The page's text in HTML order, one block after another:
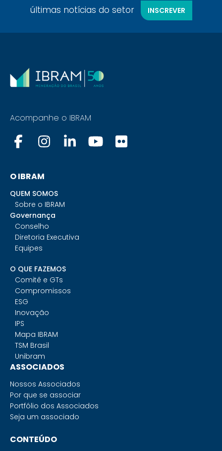
últimas notícias do setor
INSCREVER
Acompanhe o IBRAM
O IBRAM
QUEM SOMOS
Sobre o IBRAM
Governança
Conselho
Diretoria Executiva
Equipes
O QUE FAZEMOS
Comitê e GTs
Compromissos
ESG
Inovação
IPS
Mapa IBRAM
TSM Brasil
Unibram
ASSOCIADOS
Nossos Associados
Por que se associar
Portfólio dos Associados
Seja um associado
CONTEÚDO